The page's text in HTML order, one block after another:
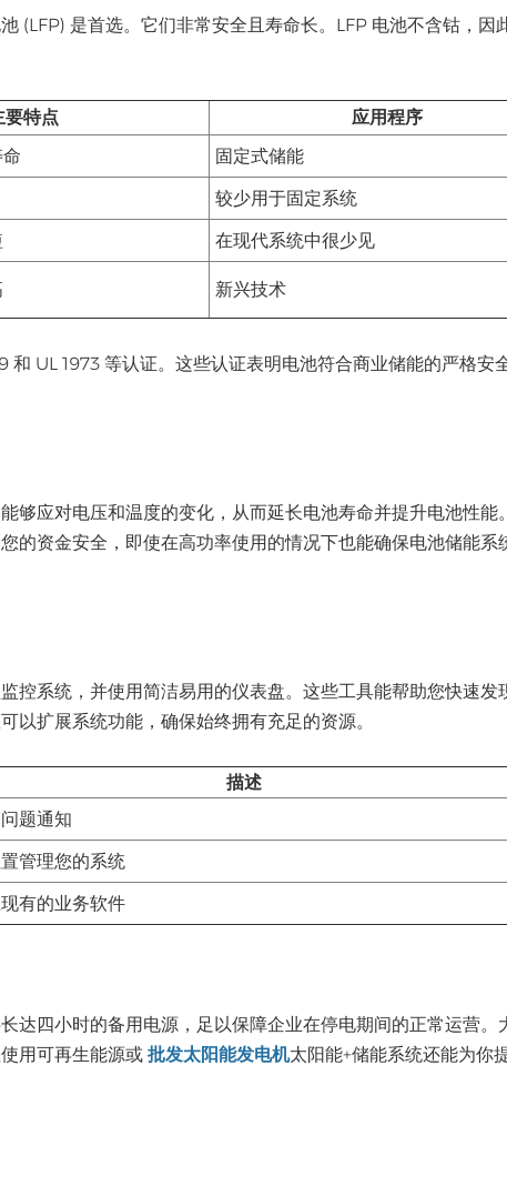
(LFP) 是首选。它们非常安全且寿命长。LFP 电池不含钴，因
要特点
应用程序
固定式储能
较少用于固定系统
在现代系统中很少见
新兴技术
UL 1973 等认证。这些认证表明电池符合商业储能的严格安
够应对电压和温度的变化，从而延长电池寿命并提升电池性能
的资金安全，即使在高功率使用的情况下也能确保电池储能系
控系统，并使用简洁易用的仪表盘。这些工具能帮助您快速发
以扩展系统功能，确保始终拥有充足的资源。
描述
题通知
管理您的系统
有的业务软件
达四小时的备用电源，足以保障企业在停电期间的正常运营。
用可再生能源或批发太阳能发电机太阳能+储能系统还能为你